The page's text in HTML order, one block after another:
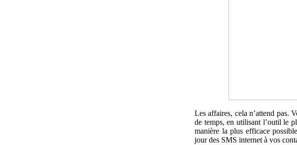
Les affaires, cela n’attend pas.
de temps, en utilisant l’outil le
manière la plus efficace
jour des SMS internet à vos